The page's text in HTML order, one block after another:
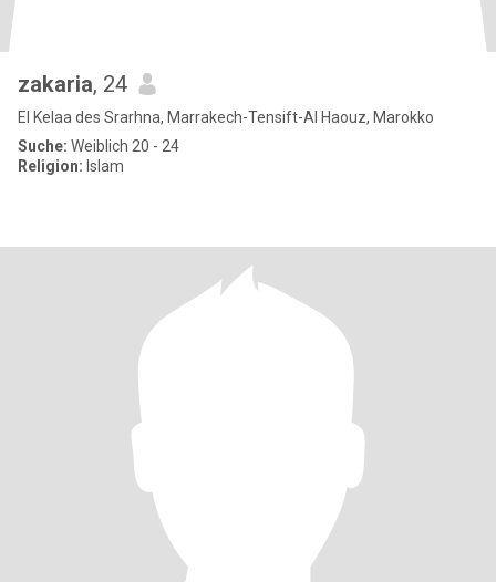
zakaria, 24
El Kelaa des Srarhna, Marrakech-Tensift-Al Haouz, Marokko
Suche: Weiblich 20 - 24
Religion: Islam